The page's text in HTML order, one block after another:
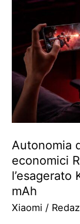
Autonomia
economici
mAh
Xiaomi /